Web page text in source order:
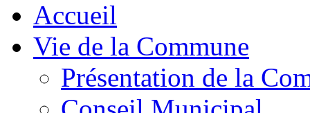
Accueil
Vie de la Commune
Présentation de la